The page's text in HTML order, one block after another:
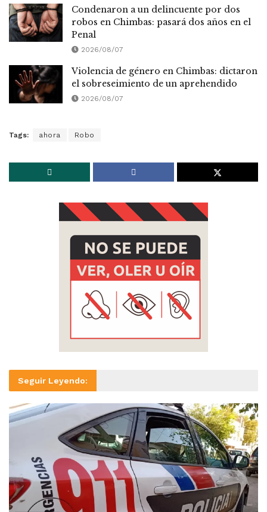
Condenaron a un delincuente por dos
robos en Chimbas: pasará dos años en el
Penal
2026/08/07
Violencia de género en Chimbas: dictaron
el sobreseimiento de un aprehendido
2026/08/07
Tags: ahora Robo
Seguir Leyendo: